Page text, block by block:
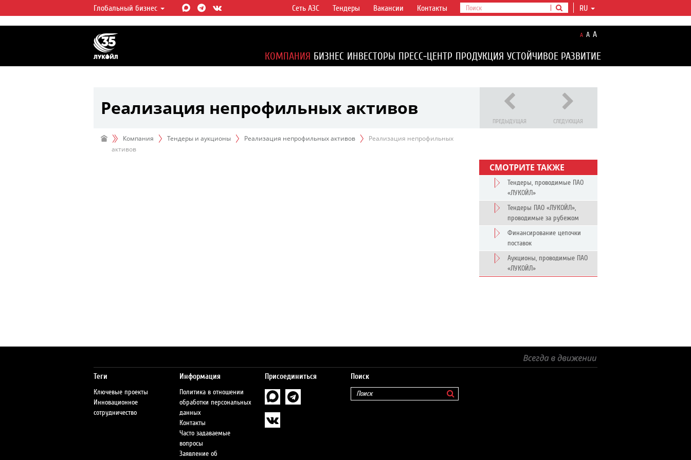
ЛУКОЙЛ СЕГОДНЯ
ЛУКОЙЛ — одна из крупнейших вертикально
интегрированных нефтегазовых компаний в
мире, на долю которой приходится более 2%
мировой добычи нефти и около 1% доказанных
Глобальный бизнес RU
Сеть АЗС Тендеры Вакансии Контакты
A A A
КОМПАНИЯ БИЗНЕС ИНВЕСТОРЫ ПРЕСС-ЦЕНТР ПРОДУКЦИЯ УСТОЙЧИВОЕ РАЗВИТИЕ
Реализация непрофильных активов
ПРЕДЫДУЩАЯ СЛЕДУЮЩАЯ
Компания Тендеры и аукционы Реализация непрофильных активов
Реализация непрофильных
активов
СМОТРИТЕ ТАКЖЕ
Тендеры, проводимые ПАО
«ЛУКОЙЛ»
Тендеры ПАО «ЛУКОЙЛ»,
проводимые за рубежом
Финансирование цепочки
поставок
Аукционы, проводимые ПАО
«ЛУКОЙЛ»
Теги
Ключевые проекты
Инновационное
сотрудничество
Информация
Политика в отношении
обработки персональных
данных
Контакты
Часто задаваемые
вопросы
Заявление об
Присоединиться Поиск